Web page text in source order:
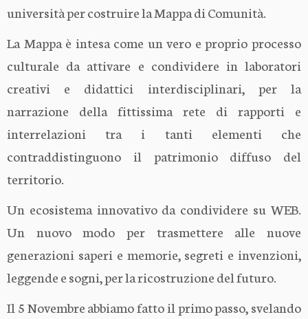
università per costruire la Mappa di Comunità.
La Mappa è intesa come un vero e proprio processo
culturale da attivare e condividere in laboratori
creativi e didattici interdisciplinari, per la
narrazione della fittissima rete di rapporti e
interrelazioni tra i tanti elementi che
contraddistinguono il patrimonio diffuso del
territorio.
Un ecosistema innovativo da condividere su WEB.
Un nuovo modo per trasmettere alle nuove
generazioni saperi e memorie, segreti e invenzioni,
leggende e sogni, per la ricostruzione del futuro.
Il 5 Novembre abbiamo fatto il primo passo, svelando